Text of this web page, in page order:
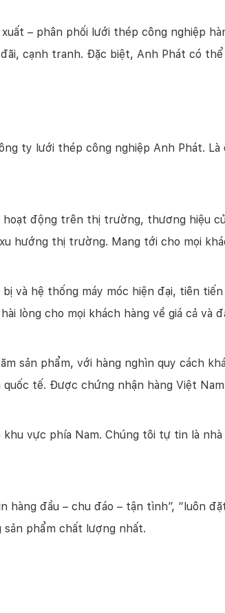
xuất – phân phối lưới thép công nghiệp
cạnh tranh. Đặc biệt, Anh Phát có
ty lưới thép công nghiệp Anh Phát.
động trên thị trường, thương hiệu
hướng thị trường. Mang tới cho mọi
và hệ thống máy móc hiện đại, tiên
lòng cho mọi khách hàng về giá cả và
sản phẩm, với hàng nghìn quy cách
tế. Được chứng nhận hàng Việt
vực phía Nam. Chúng tôi tự tin là
đầu – chu đáo – tận tình”, “luôn
sản phẩm chất lượng nhất.